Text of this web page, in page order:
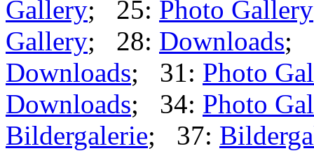
Gallery; 25: Photo Gallery
Gallery; 28: Downloads;
Downloads; 31: Photo
Downloads; 34: Photo
Bildergalerie; 37: